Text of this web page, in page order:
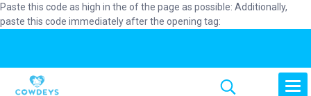
Paste this code as high in the of the page as possible: Additionally,
paste this code immediately after the opening tag: